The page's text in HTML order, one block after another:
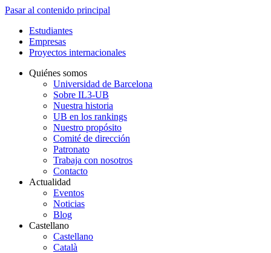
Pasar al contenido principal
Estudiantes
Empresas
Proyectos internacionales
Quiénes somos
Universidad de Barcelona
Sobre IL3-UB
Nuestra historia
UB en los rankings
Nuestro propósito
Comité de dirección
Patronato
Trabaja con nosotros
Contacto
Actualidad
Eventos
Noticias
Blog
Castellano
Castellano
Català